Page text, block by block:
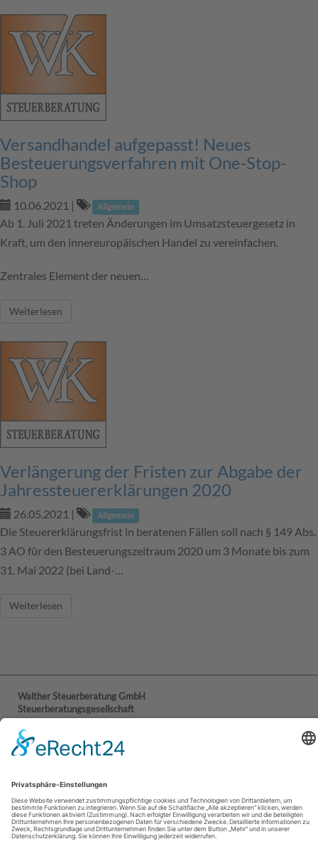
Versandhandel aufgepasst! Neues
Besteuerungsverfahren mit One-Stop-
Shop
10.06.2021 | Allgemein
Ab 1. Juli 2021 treten Änderungen im Umsatzsteuergesetz in
Kraft, um den innereuropäischen Handel zu vereinfachen.
Zentrales Element der neuen…
Weiterlesen
Verlängerung der Fristen zur Abgabe der
Jahressteuererklärungen 2020
26.05.2021 | Allgemein
Die Steuererklärungsfrist in beratenen Fällen soll nach § 149 Abs.
3 AO für den Besteuerungszeitraum 2020 um 3 Monate bis zum
31. Mai 2022 (bei Land-…
Weiterlesen
Walther Steuerberatung GmbH
Steuerberatungsgesellschaft
Myriam Kurth
Eschenburgstraße 18b
23568 Lübeck
Fax: +49 (0) 451 389 49 - 22
Mail:info@walther-steuerberatung.de
© Walther Steuerberatung GmbH